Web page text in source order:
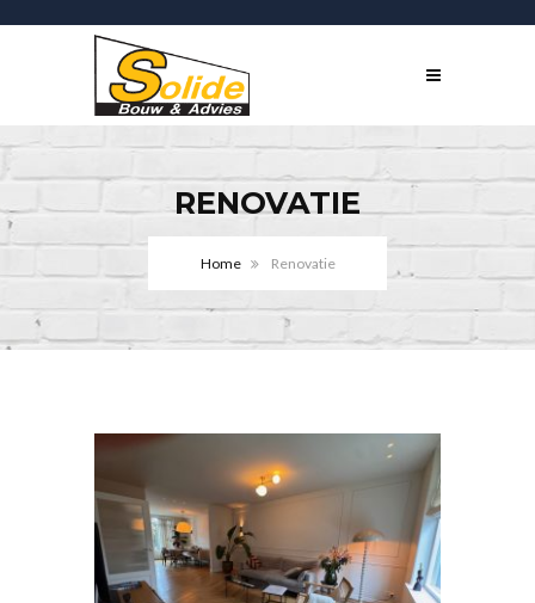
RENOVATIE
Home Renovatie